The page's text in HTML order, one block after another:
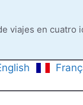
viajes en cuatro